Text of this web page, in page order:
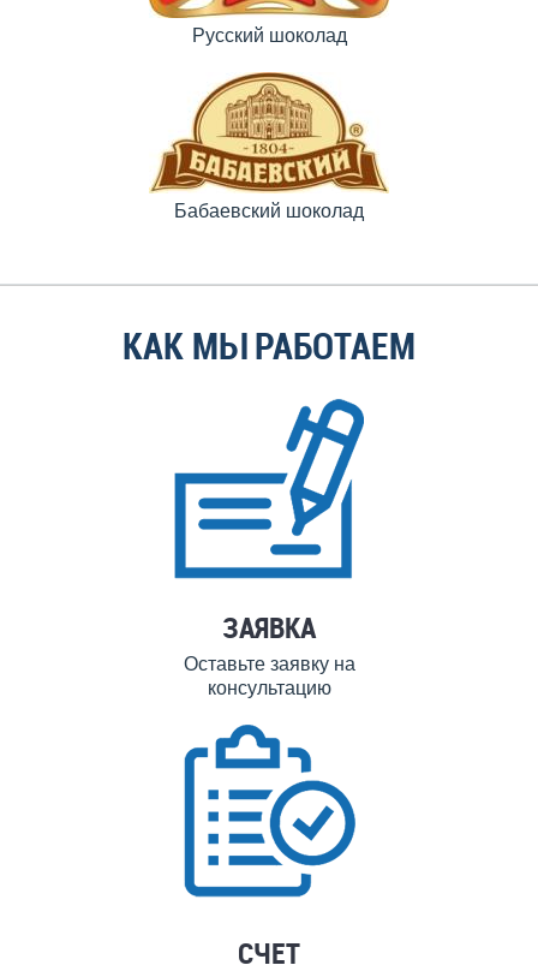
Русский шоколад
Бабаевский шоколад
КАК МЫ РАБОТАЕМ
ЗАЯВКА
Оставьте заявку на
консультацию
СЧЕТ